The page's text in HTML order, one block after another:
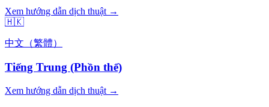
Xem hướng dẫn dịch thuật →
🇭🇰
中文（繁體）
Tiếng Trung (Phồn thể)
Xem hướng dẫn dịch thuật →